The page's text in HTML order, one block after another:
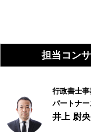
担当コン
行政書士事
パートナ
井上 尉